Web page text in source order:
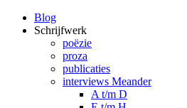
Blog
Schrijfwerk
poëzie
proza
publicaties
interviews Meander
A t/m D